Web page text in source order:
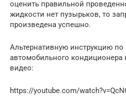
оценить правильной
жидкости нет пузырьков, то
произведена успешно.
Альтернативную инструкцию по
автомобильного кондиционера
видео:
https://youtube.com/